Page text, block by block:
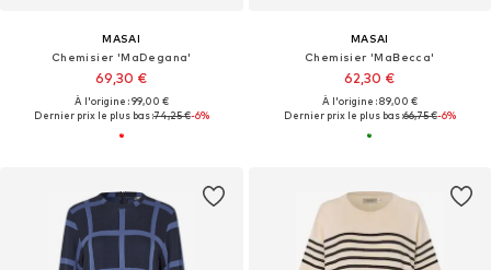
MASAI
Chemisier 'MaDegana'
69,30 €
À l'origine : 99,00 €
Dernier prix le plus bas :74,25 €-6%
MASAI
Chemisier 'MaBecca'
62,30 €
À l'origine : 89,00 €
Dernier prix le plus bas :66,75 €-6%